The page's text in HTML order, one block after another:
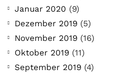
Januar 2020 (9)
Dezember 2019 (5)
November 2019 (16)
Oktober 2019 (11)
September 2019 (4)